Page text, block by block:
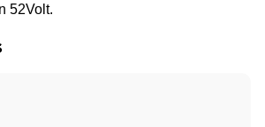
52Volt.